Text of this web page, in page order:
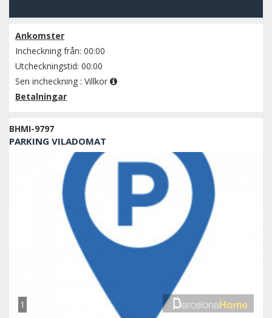
Ankomster
Incheckning från: 00:00
Utcheckningstid: 00:00
Sen incheckning : Villkor
Betalningar
BHMI-9797
PARKING VILADOMAT
1